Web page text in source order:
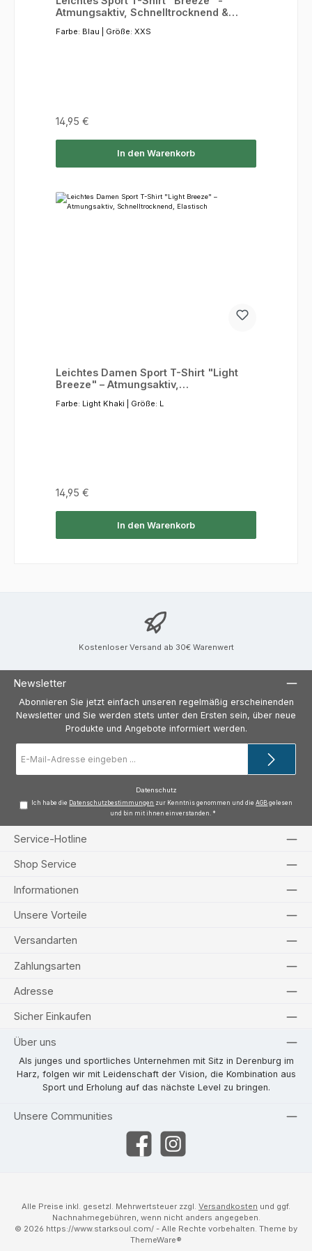
Atmungsaktiv, Schnelltrocknend &
Farbe: Blau Größe: XXS
Regulärer Preis:
14,95 €
In den Warenkorb
Leichtes Damen Sport T-Shirt "Light
Breeze" – Atmungsaktiv,
Farbe: Light Khaki Größe: L
Regulärer Preis:
14,95 €
In den Warenkorb
Kostenloser Versand ab 30€ Warenwert
Newsletter
Abonnieren Sie jetzt einfach unseren regelmäßig erscheinenden
Newsletter und Sie werden stets unter den Ersten sein, über neue
Produkte und Angebote informiert werden.
Mail-
Adresse
Datenschutz
Ich habe die Datenschutzbestimmungen zur Kenntnis genommen und dieAGB gelesen
und bin mit ihnen einverstanden. *
Service-Hotline
Shop Service
Informationen
Unsere Vorteile
Versandarten
Zahlungsarten
Adresse
Sicher Einkaufen
Über uns
Als junges und sportliches Unternehmen mit Sitz in Derenburg im
Harz, folgen wir mit Leidenschaft der Vision, die Kombination aus
Sport und Erholung auf das nächste Level zu bringen.
Unsere Communities
FacebookInstagram
Alle Preise inkl. gesetzl. Mehrwertsteuer zzgl. Versandkosten und ggf.
Nachnahmegebühren, wenn nicht anders angegeben.
© 2026 https://www.starksoul.com/ - Alle Rechte vorbehalten. Theme by
ThemeWare®